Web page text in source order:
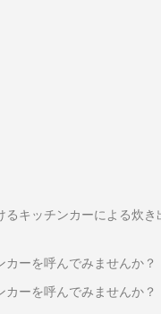
るキッチンカーによる炊き
カーを呼んでみませんか？
カーを呼んでみませんか？